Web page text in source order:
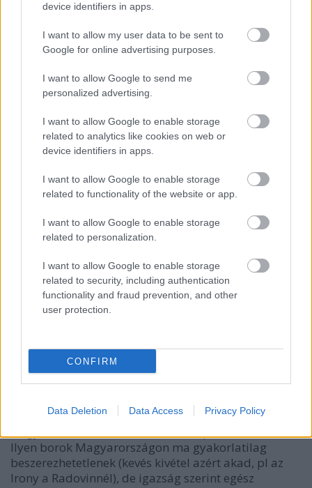
device identifiers in apps.
I want to allow my user data to be sent to
Google for online advertising purposes.
I want to allow Google to send me
personalized advertising.
I want to allow Google to enable storage
related to analytics like cookies on web or
device identifiers in apps.
I want to allow Google to enable storage
related to functionality of the website or app.
I want to allow Google to enable storage
related to personalization.
I want to allow Google to enable storage
related to security, including authentication
functionality and fraud prevention, and other
user protection.
CONFIRM
Data Deletion Data Access Privacy Policy
Bordeaux a Szent György hegyen
•2012. március 22.
Ismét egy másik világba tévedtem egy este erejéig,
kiléptem a mátrixból vagy éppen nyakig bele. Nem
poharához szoktak, én másféle palackok közt érzem
magam otthon. A házigazda sem ilyeneket szokott
inni a vasárnapi ebédhez,…
Burgundia a nappaliban
dagadtos•2012. március 05.
A negatívok, melyeket éppen előhívni készülünk,
több mint félévesek immár, az exponált képek
egyszerisége és varázsa mégis azt követeli, hogy
elővegyük merev, fekete-fehér jegyzeteinket, és
megpróbáljuk visszaadni azt a rengeteg színt,
Oregoni pinot noir
Ilyen borok Magyarországon ma gyakorlatilag
beszerezhetetlenek (kevés kivétel azért akad, pl az
Irony a Radovinnél), de igazság szerint egész